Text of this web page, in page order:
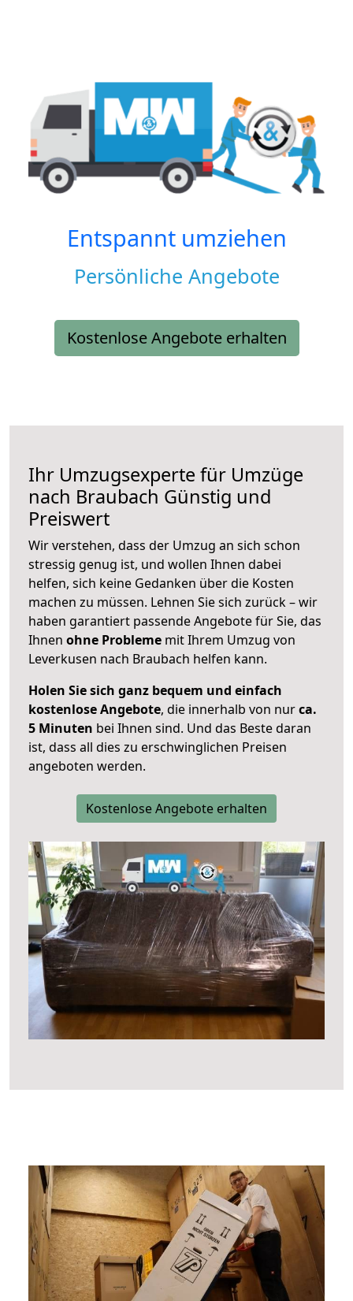
Entspannt umziehen
Persönliche Angebote
Kostenlose Angebote erhalten
Ihr Umzugsexperte für Umzüge
nach Braubach Günstig und
Preiswert
Wir verstehen, dass der Umzug an sich schon
stressig genug ist, und wollen Ihnen dabei
helfen, sich keine Gedanken über die Kosten
machen zu müssen. Lehnen Sie sich zurück – wir
haben garantiert passende Angebote für Sie, das
Ihnen ohne Probleme mit Ihrem Umzug von
Leverkusen nach Braubach helfen kann.
Holen Sie sich ganz bequem und einfach
kostenlose Angebote, die innerhalb von nurca.
5 Minuten bei Ihnen sind. Und das Beste daran
ist, dass all dies zu erschwinglichen Preisen
angeboten werden.
Kostenlose Angebote erhalten